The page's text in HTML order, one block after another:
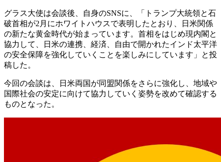
グラス大使は会談後、自身のSNSに、「トランプ大統領と石
破首相が2月にホワイトハウスで表明したとおり、日米関係
の新たな黄金時代が始まっています。首相をはじめ現内閣と
協力して、日米の連携、経済、自由で開かれたインド太平洋
の安全保障を強化していくことを楽しみにしています」と投
稿した。
今回の会談は、日米両国が同盟関係をさらに強化し、地域や
国際社会の安定に向けて協力していく姿勢を改めて確認する
ものとなった。